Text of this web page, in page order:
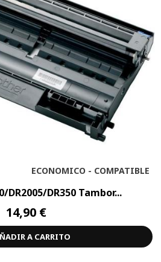
ECONOMICO - COMPATIBLE
DR2005/DR350 Tambor...
14,90 €
A CARRITO